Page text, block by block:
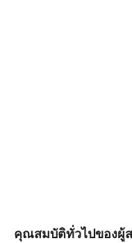
คุณสมบัติทั่วไปของผู้